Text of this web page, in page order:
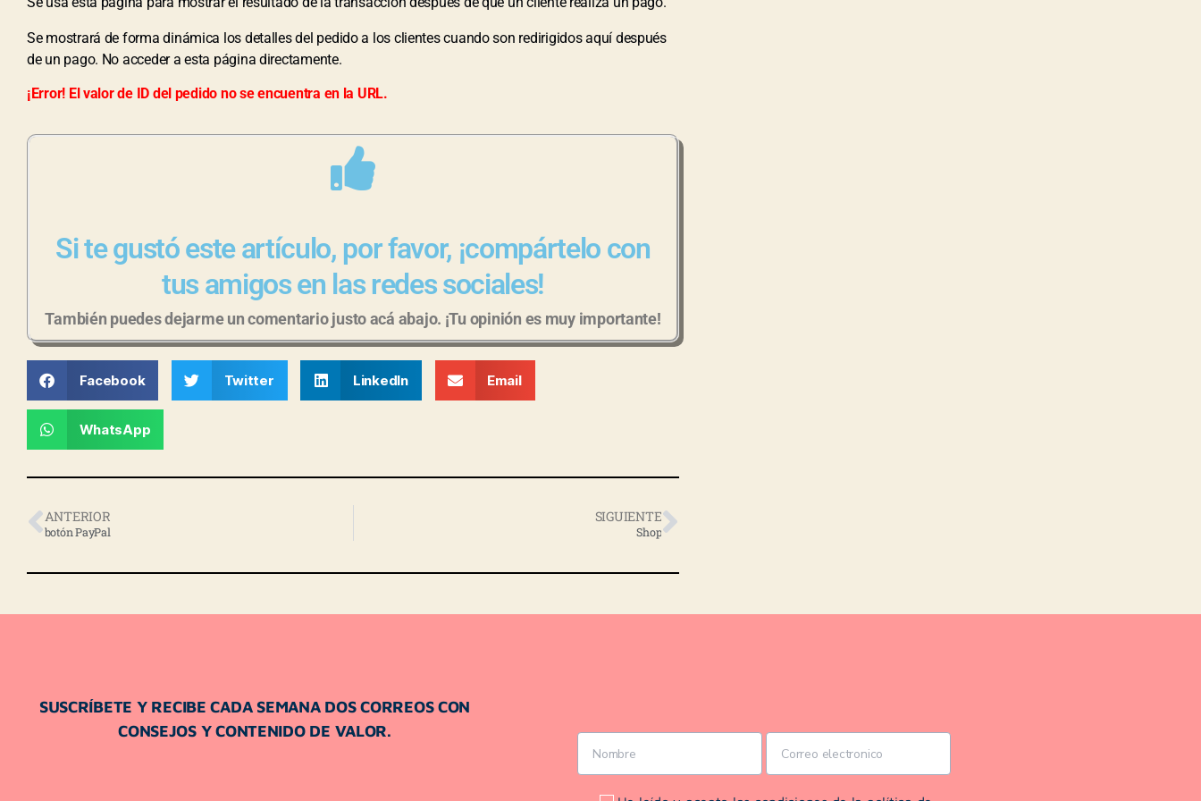
Se mostrará de forma dinámica los detalles del pedido a los clientes cuando son redirigidos aquí después
de un pago. No acceder a esta página directamente.
¡Error! El valor de ID del pedido no se encuentra en la URL.
Si te gustó este artículo, por favor, ¡compártelo con
tus amigos en las redes sociales!
También puedes dejarme un comentario justo acá abajo. ¡Tu opinión es muy importante!
Facebook Twitter LinkedIn Email
WhatsApp
ANTERIOR
botón PayPal
SIGUIENTE
Shop
SUSCRÍBETE Y RECIBE CADA SEMANA DOS CORREOS CON
CONSEJOS Y CONTENIDO DE VALOR.